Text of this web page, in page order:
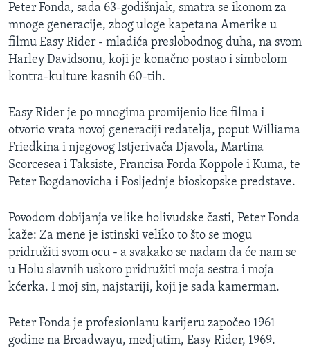
Learning English
PRATITE NAS
Jezici
Peter Fonda, sada 63-godišnjak, smatra se ikonom za
mnoge generacije, zbog uloge kapetana Amerike u
filmu Easy Rider - mladića preslobodnog duha, na svom
Harley Davidsonu, koji je konačno postao i simbolom
kontra-kulture kasnih 60-tih.
Easy Rider je po mnogima promijenio lice filma i
otvorio vrata novoj generaciji redatelja, poput Williama
Friedkina i njegovog Istjerivača Djavola, Martina
Scorcesea i Taksiste, Francisa Forda Koppole i Kuma, te
Peter Bogdanovicha i Posljednje bioskopske predstave.
Povodom dobijanja velike holivudske časti, Peter Fonda
kaže: Za mene je istinski veliko to što se mogu
pridružiti svom ocu - a svakako se nadam da će nam se
u Holu slavnih uskoro pridružiti moja sestra i moja
kćerka. I moj sin, najstariji, koji je sada kamerman.
Peter Fonda je profesionlanu karijeru započeo 1961
godine na Broadwayu, medjutim, Easy Rider, 1969.